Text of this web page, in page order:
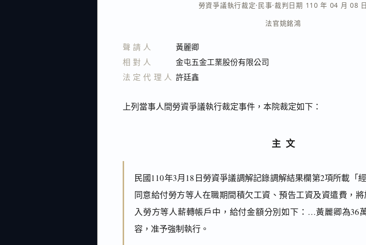
勞資爭議執行裁定·民事·裁判日期 110 年 04 月 08 日
法官姚銘鴻
聲請人
黃麗卿
相對人
金屯五金工業股份有限公司
法定代理人 許廷鑫
上列當事人間勞資爭議執行裁定事件，本院裁定如下：
主文
民國110年3月18日勞資爭議調解記錄調解結果欄第2項所載「
同意給付勞方等人在職期間積欠工資、預告工資及資遣費，
入勞方等人薪轉帳戶中，給付金額分別如下：…黃麗卿為36
容，准予強制執行。